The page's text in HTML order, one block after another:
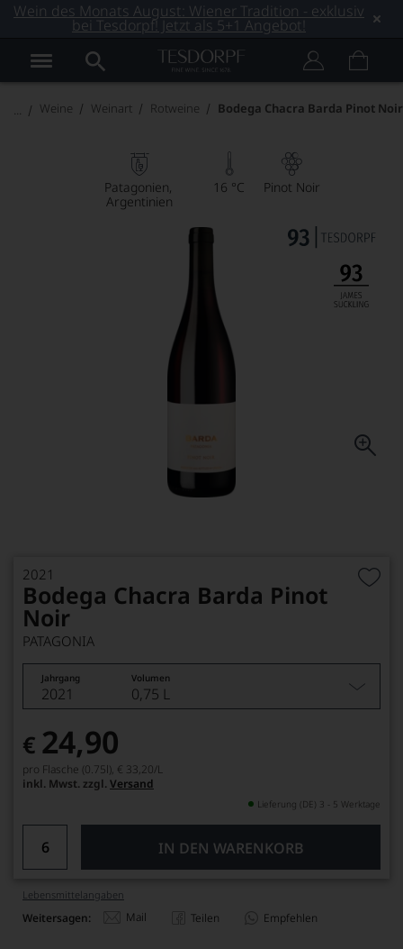
Wein des Monats August: Wiener Tradition - exklusiv
bei Tesdorpf! Jetzt als 5+1 Angebot!
Weine Weinart Rotweine Bodega Chacra Barda Pinot Noir
Patagonien
Argentinien
16 °C Pinot Noir
2021
Bodega Chacra Barda Pinot
Noir
PATAGONIA
Jahrgang Volumen
2021 0,75 L
€ 24,90
pro Flasche (0.75l), € 33,20/L
inkl. Mwst. zzgl. Versand
Lieferung (DE) 3 - 5 Werktage
IN DEN WARENKORB
Lebensmittel­angaben
Weitersagen: Mail Teilen Empfehlen